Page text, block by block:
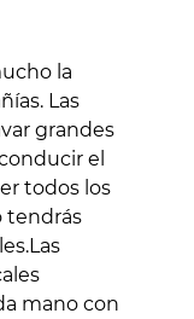
la
Las
grandes
el
todos los
tendrás
mano con